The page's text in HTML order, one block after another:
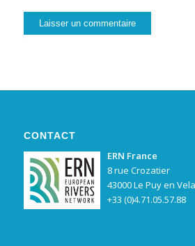
CONTACT
ERN France
8 rue Crozatier
43000 Le Puy en
+33 (0)4.71.05.57.88